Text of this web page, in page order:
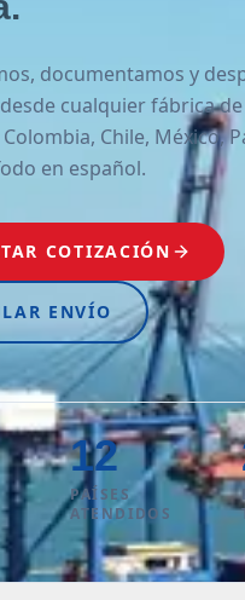
documentamos y
cualquier fábrica
Chile, México,
en español.
COTIZACIÓN
ENVÍO
12
PAÍSES
ATENDIDOS